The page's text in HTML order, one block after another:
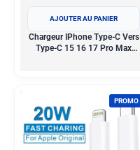
Chargeur IPhone Type-C Vers
Type-C 15 16 17 Pro Max
AJOUTER AU PANIER
PROMO